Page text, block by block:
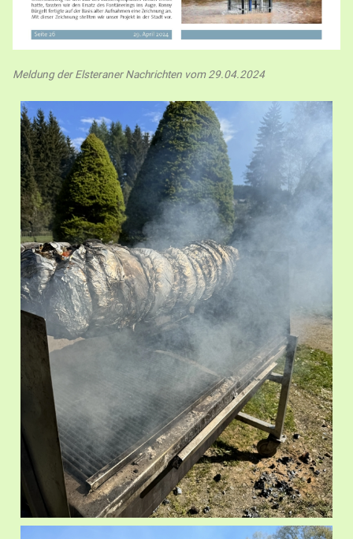
Meldung der Elsteraner Nachrichten vom 29.04.2024